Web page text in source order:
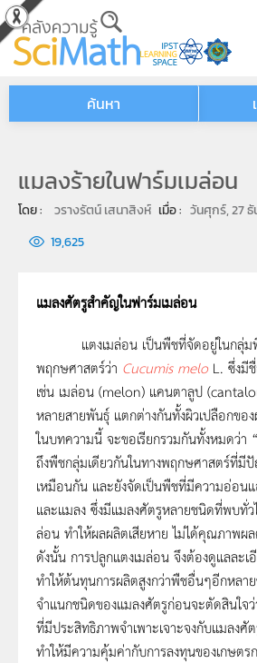
Skip to main content
ค้นหา
แมลงร้ายในฟาร์มเมล่อน
โดย : วรางรัตน์ เสนาสิงห์ เมื่อ : วันศุกร์, 27
19,625
แมลงศัตรูสำคัญในฟาร์มเมล่อน
แตงเมล่อน เป็นพืชที่จัดอยู่ในกลุ่ม
พฤกษศาสตร์ว่า Cucumis meloL. ซึ่งมีชื่
เช่น เมล่อน (melon) แคนตาลูป
หลายสายพันธุ์ แตกต่างกันทั้งผิวเปลือกขอ
ในบทความนี้ จะขอเรียกรวมกันทั้งหมดว่า
ถึงพืชกลุ่มเดียวกันในทางพฤกษศาสตร์ที่มี
เหมือนกัน และยังจัดเป็นพืชที่มีความอ่อน
และแมลง ซึ่งมีแมลงศัตรูหลายชนิดที่พบทั่ว
ล่อน ทำให้ผลผลิตเสียหาย ไม่ได้คุณภาพผ
ดังนั้น การปลูกแตงเมล่อน จึงต้องดูแลละ
ทำให้ต้นทุนการผลิตสูงกว่าพืชอื่นๆอีกหลา
จำแนกชนิดของแมลงศัตรูก่อนจะตัดสินใจว่
ที่มีประสิทธิภาพจำเพาะเจาะจงกับแมลงศั
ทำให้มีความคุ้มค่ากับการลงทุนของเกษตร